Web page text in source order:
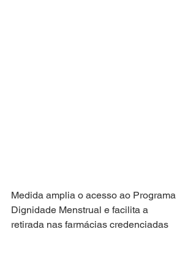
Medida amplia o acesso ao Programa
Dignidade Menstrual e facilita a
retirada nas farmácias credenciadas